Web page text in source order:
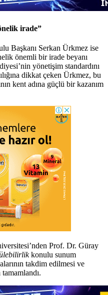
irade”
Başkanı Serkan Ürkmez ise
önemli bir irade beyanı
yönetişim standardını
dikkat çeken Ürkmez, bu
kent adına güçlü bir kazanım
Prof. Dr. Güray
konulu sunum
takdim edilmesi ve